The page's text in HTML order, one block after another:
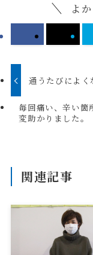
よ
通うたびによく
毎回痛い、辛い箇
変助かりました。
関連記事